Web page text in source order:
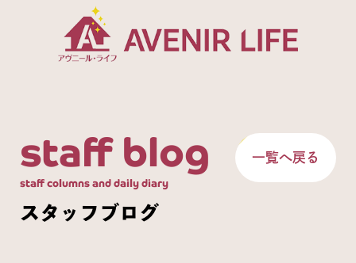
staff blog
staff columns and daily diary
スタッフブログ
一覧へ戻る